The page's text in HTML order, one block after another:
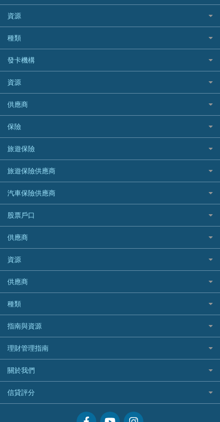
稅季/稅務貸款
網上貸款
結餘轉戶(清卡數貸款)
銀行貸款
財務公司貸款
免入息貸款
免TU貸款
急借錢
緊急貸款比較
最佳小額貸款比較
易批必批貸款
24小時貸款
最佳循環貸款
BEA 東亞銀行
BOC 中國銀行
Cashing Pro 優尚信貸
CCB(Asia) 中國建設銀行 (亞洲)
Citibank 花旗銀行
CNCBI 信銀國際
CreFIT 維信
DBS 星展銀行
DSB 大新銀行
HSBC 滙豐銀行貸款
K Cash 貸款
Mox 銀行
National Resources 中潤物業按揭
OCBC 華僑銀行
PrimeCredit 安信信貸
Promise 邦民日本財務
Rabbit Credit月兔信貸
Standard Chartered 渣打銀行
UA 亞洲聯合財務
WeLab Bank
WeLend 貸款
資源
如何申請個人貸款
如何管理個人貸款
個人貸款有用資訊
清卡數貸款教學
循環貸款教學
個人化貸款產品推介 🔥全新
債務重組一覽
供樓利息扣稅
最佳貸款app
種類
網購優惠
精選外幣網購信用卡
尊尚信用卡
公司信用卡
電子錢包信用卡
日本遊信用卡攻略
韓國遊信用卡攻略
台灣遊信用卡攻略
機場貴賓室信用卡
銀聯信用卡
高獎賞信用卡推薦
酒店信用卡
發卡機構
Citibank花旗銀行
AE美國運通
DBS星展銀行
HSBC滙豐銀行
Mox
信銀國際
大新銀行
恒生銀行
Standard Chartered渣打銀行
東亞銀行
SIM
Airwallex信用卡
資源
Black Friday優惠
淘寶付款方式
一田購物優惠日
SOGO感謝祭
HKTVmall優惠碼
交稅優惠
酒店優惠碼
機票優惠碼
供應商
八達通自動增值信用卡
保險
旅遊保險
汽車保險
家居保險
家傭保險
寵物保險
定期人壽保險
危疾保險
年金資訊
樓宇火險
旅遊保險
日本旅遊保險及資訊
泰國旅遊保險及資訊
台灣旅遊保險及資訊
韓國旅遊保險及資訊
歐洲旅遊保險及資訊
越南旅遊保險及資訊
澳洲旅遊保險及資訊
長者嘆世界
家庭親子遊
自駕遊比較
相機有得保
專為孕婦設計的最佳旅遊保險
最佳滑雪旅遊保險
最適合BB的旅遊保險
旅遊保險供應商
AXA 安盛
AIG 美亞
Allianz 安聯
Allied World 世聯
Avo
中國銀行
Bolttech 保特
Blue Cross 藍十字
中國平安
HSBC滙豐銀行
MSIG 三井住友
Prudential 保誠
QBE 昆士蘭
Starr
汽車保險供應商
大新汽車保險
中銀汽車保險
Allianz安聯汽車保險
bolttech保障汽車保險
Zurich蘇黎世汽車保險
QBE昆士蘭汽車保險
平安汽車保險
股票戶口
富途證券
IB盈透證券
老虎證券
uSMART 盈立證券
華盛証券
長橋證券
WeBull微牛證券
漲樂全球通｜華泰國際
OSL
供應商
富途牛牛好唔好？
Webull微牛證券好唔好？
Longbridge長橋證券好唔好？
老虎證券好唔好？
華盛証券好唔好？
漲樂全球通好唔好？
IB盈透證券好唔好？
盈立證券 uSMART 好唔好？
Stashaway好唔好？
資源
股票戶口開戶
證券行邊間好？
港股5隻高息ETF精選
什麼是ETF？
香港30大高息股排行
黃金ETF懶人包
最值得注意的比特幣ETF
選股策略：五步調查攻略
供應商
銀行戶口比較
尊尚銀行戶口
Citi Plus
中信銀行inMotion
Airwallex銀行
種類
定期存款
港元定存
人民幣定存
美元定存
英鎊定存
澳元定存
指南與資源
理財資訊
識慳識賺
債務管理
投資理財
置業安居
理財管理指南
常用相關詞彙
MoneyHero電子報
所有合作銀行或機構
關於我們
服務承諾
網上支援
信貸評分